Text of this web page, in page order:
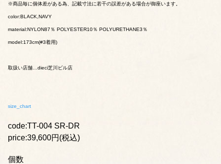
※商品毎に個体差がある為、記載寸法に若干の誤差がある場合が御座います。
color:BLACK,NAVY
material:NYLON87％ POLYESTER10％ POLYURETHANE3％
model:173cm(#3着用)
取扱い店舗…dieci芝川ビル店
size_chart
code:TT-004 SR-DR
price:39,600円(税込)
個数